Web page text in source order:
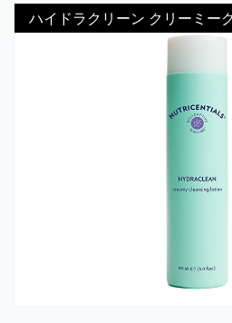
ハイドラクリーン クリーミー